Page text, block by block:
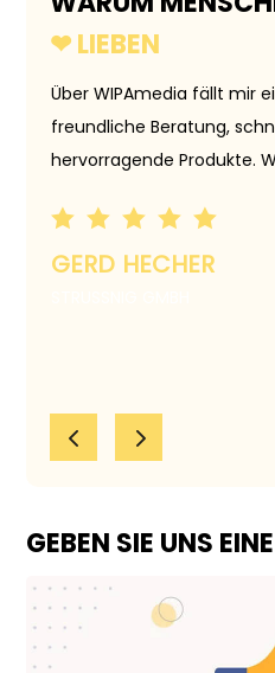
❤ LIEBEN
Über WIPAmedia fällt mir
freundliche Beratung,
hervorragende Produkte.
GERD HECHER
4 5
GEBEN SIE UNS EINE